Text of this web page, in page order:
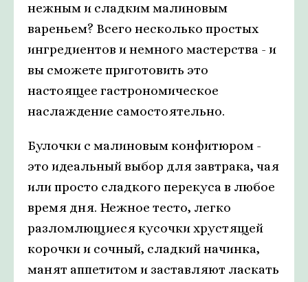
нежным и сладким малиновым
вареньем? Всего несколько простых
ингредиентов и немного мастерства - и
вы сможете приготовить это
настоящее гастрономическое
наслаждение самостоятельно.
Булочки с малиновым конфитюром -
это идеальный выбор для завтрака, чая
или просто сладкого перекуса в любое
время дня. Нежное тесто, легко
разломлющиеся кусочки хрустящей
корочки и сочный, сладкий начинка,
манят аппетитом и заставляют ласкать